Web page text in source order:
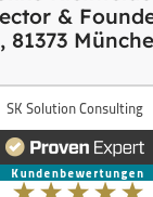
&
81373